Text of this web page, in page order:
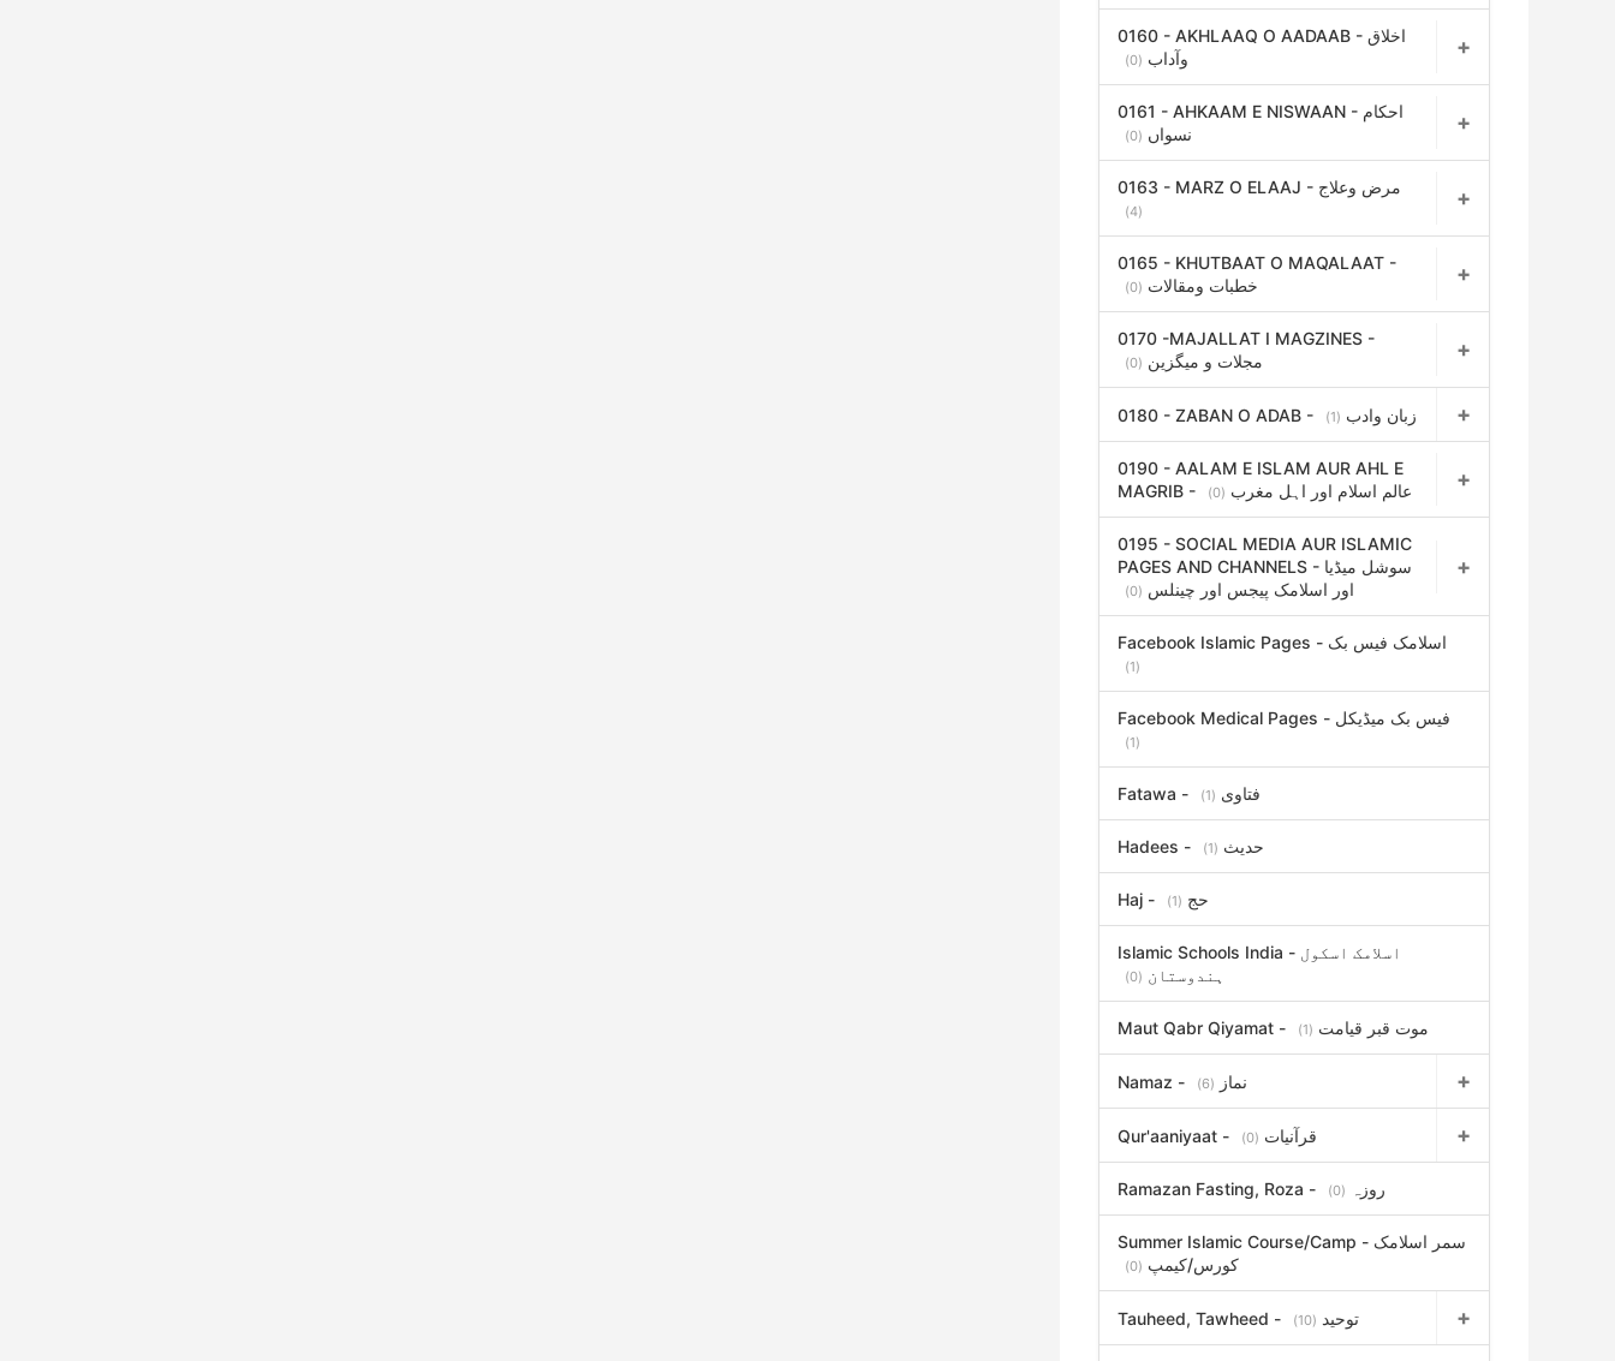
0160 - AKHLAAQ O AADAAB - اخلاق
وآداب (0)
0161 - AHKAAM E NISWAAN - احکام
نسواں (0)
0163 - MARZ O ELAAJ - مرض وعلاج
(4)
0165 - KHUTBAAT O MAQALAAT -
خطبات ومقالات (0)
0170 -MAJALLAT I MAGZINES -
مجلات و میگزین (0)
0180 - ZABAN O ADAB - زبان وادب (1)
0190 - AALAM E ISLAM AUR AHL E
MAGRIB - عالم اسلام اور اہل مغرب (0)
0195 - SOCIAL MEDIA AUR ISLAMIC
PAGES AND CHANNELS - سوشل میڈیا
اور اسلامک پیجس اور چینلس (0)
Facebook Islamic Pages - اسلامک فیس بک
(1)
Facebook Medical Pages - فیس بک میڈیکل
(1)
Fatawa - فتاوی (1)
Hadees - حدیث (1)
Haj - حج (1)
Islamic Schools India - اسلامک اسکول
ہندوستان (0)
Maut Qabr Qiyamat - موت قبر قیامت (1)
Namaz - نماز (6)
Qur'aaniyaat - قرآنیات (0)
Ramazan Fasting, Roza - روزہ (0)
Summer Islamic Course/Camp - سمر اسلامک
کورس/کیمپ (0)
Tauheed, Tawheed - توحید (10)